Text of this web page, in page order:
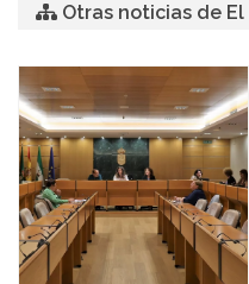
Otras noticias de El